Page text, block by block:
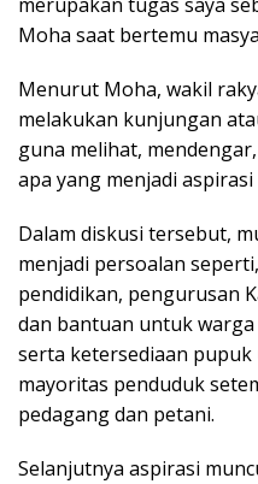
Moha saat bertemu
Menurut Moha, wakil
melakukan kunjungan
guna melihat,
apa yang menjadi aspirasi
Dalam diskusi tersebut,
menjadi persoalan
pendidikan, pengurusan
dan bantuan untuk
serta ketersediaan
mayoritas penduduk
pedagang dan petani.
Selanjutnya aspirasi